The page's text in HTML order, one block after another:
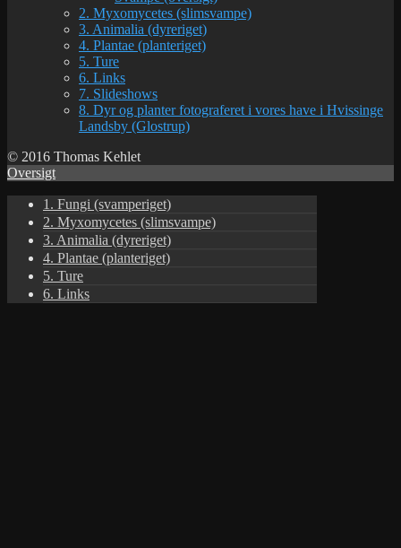
2. Myxomycetes (slimsvampe)
3. Animalia (dyreriget)
4. Plantae (planteriget)
5. Ture
6. Links
7. Slideshows
8. Dyr og planter fotograferet i vores have i Hvissinge
Landsby (Glostrup)
© 2016 Thomas Kehlet
Oversigt
1. Fungi (svamperiget)
2. Myxomycetes (slimsvampe)
3. Animalia (dyreriget)
4. Plantae (planteriget)
5. Ture
6. Links